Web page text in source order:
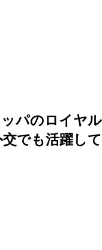
パのロイヤル
でも活躍して